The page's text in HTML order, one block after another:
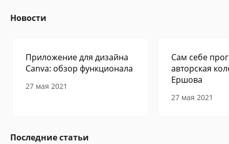
Новости
Приложение для дизайна
Canva: обзор функционала
27 мая 2021
Сам себе
авторская
Ершова
27 мая 2021
Последние статьи